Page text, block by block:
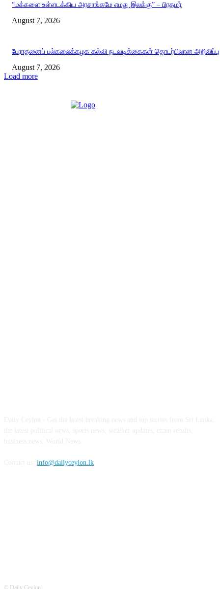
“மக்களை உள்ளடக்கிய அரசாங்கமே எமது இலக்கு” – பிரதமர்
August 7, 2026
பேராதனைப் பல்கலைக்கழக கல்வி நடவடிக்கைகள் தொடர்பிலான அறிவிப்பு
August 7, 2026
Load more
info@dailyceylon.lk
© Daily Ceylon